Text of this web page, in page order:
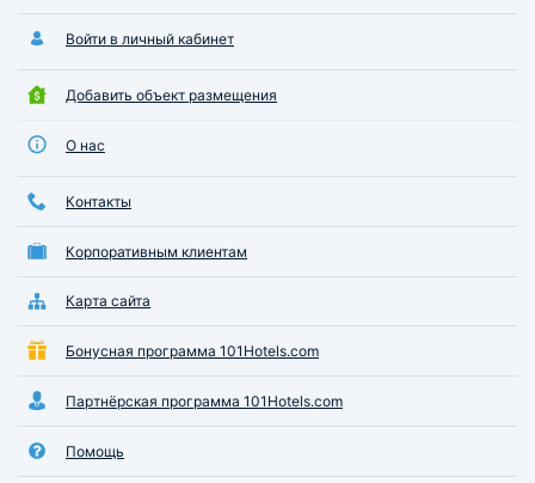
Войти в личный кабинет
Добавить объект размещения
О нас
Контакты
Корпоративным клиентам
Карта сайта
Бонусная программа 101Hotels.com
Партнёрская программа 101Hotels.com
Помощь